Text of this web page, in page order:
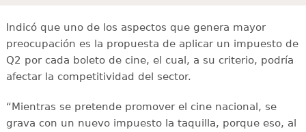
Indicó que uno de los aspectos que genera mayor
preocupación es la propuesta de aplicar un impuesto de
Q2 por cada boleto de cine, el cual, a su criterio, podría
afectar la competitividad del sector.
“Mientras se pretende promover el cine nacional, se
grava con un nuevo impuesto la taquilla, porque eso, al